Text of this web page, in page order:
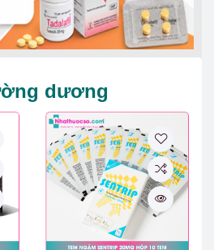
dương